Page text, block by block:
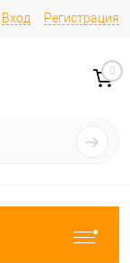
Вход Регистрация
0